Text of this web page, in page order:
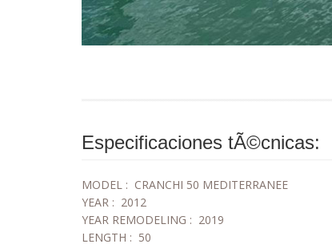
Especificaciones tÃ©cnicas:
MODEL : CRANCHI 50 MEDITERRANEE
YEAR : 2012
YEAR REMODELING : 2019
LENGTH : 50